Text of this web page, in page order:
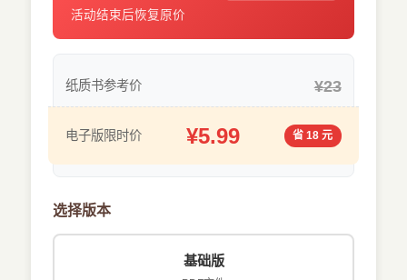
活动结束后恢复原价
纸质书参考价 ¥23
电子版限时价 ¥5.99 省 18 元
选择版本
基础版